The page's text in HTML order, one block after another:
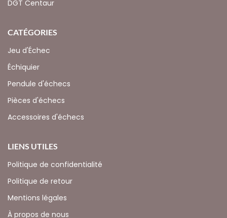
DGT Centaur
CATÉGORIES
Jeu d'Échec
Échiquier
Pendule d'échecs
Pièces d'échecs
Accessoires d'échecs
LIENS UTILES
Politique de confidentialité
Politique de retour
Mentions légales
À propos de nous